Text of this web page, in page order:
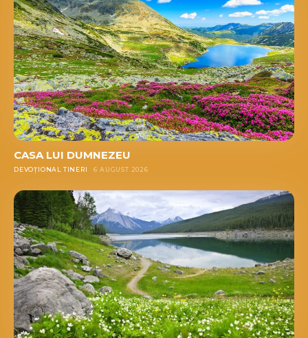
CASA LUI DUMNEZEU
DEVOȚIONAL TINERI 6 AUGUST 2026